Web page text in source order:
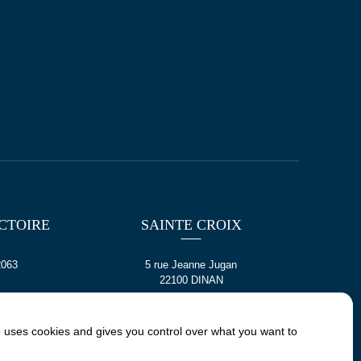
sens de sa
SAINTE CROIX
5 rue Jeanne Jugan
22100 DINAN
uses cookies and gives you control over what you want to